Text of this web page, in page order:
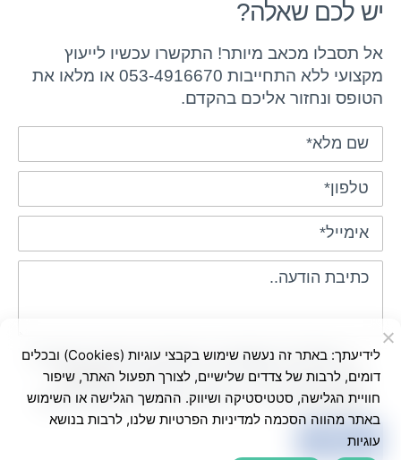
יש לכם שאלה?
אל תסבלו מכאב מיותר! התקשרו עכשיו לייעוץ
מקצועי ללא התחייבות 053-4916670 או מלאו את
הטופס ונחזור אליכם בהקדם.
בשליחת הטופס אני מאשר/ת שימוש בפרטים
ליצירת קשר ולדיוור ישיר, בהתאם ל-מדיניות
הפרטיותבאתר. ניתן לבטל את הרישום בכל עת
לידיעתך: באתר זה נעשה שימוש בקבצי עוגיות (Cookies) ובכלים
דומים, לרבות של צדדים שלישיים, לצורך תפעול האתר, שיפור
חוויית הגלישה, סטטיסטיקה ושיווק. ההמשך הגלישה או השימוש
באתר מהווה הסכמה למדיניות הפרטיות שלנו, לרבות בנושא
עוגיות